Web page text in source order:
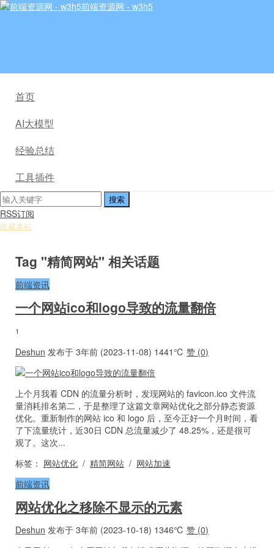
前端资源网 - w3h5
首页
AI大模型
经验总结
工具插件
RSS订阅
收藏本站
Tag "精简网站" 相关话题
前端资讯
一个网站ico和logo导致的流量翻倍
1
Deshun 发布于 3年前 (2023-11-08) 1441℃ 赞 (0)
上个月我看 CDN 的流量分析时，发现网站的 favicon.ico 文件流
量消耗排名第二，于是整理了这篇文章网站优化之部分静态资源
优化。重新制作的网站 ico 和 logo 后，至今正好一个月时间，看
了下流量统计，近30日 CDN 总流量减少了 48.25%，还是很可
观了。这次...
标签： 网站优化 / 精简网站 / 网站加速
前端资讯
网站优化之移除不显示的元素
Deshun 发布于 3年前 (2023-10-18) 1346℃ 赞 (0)